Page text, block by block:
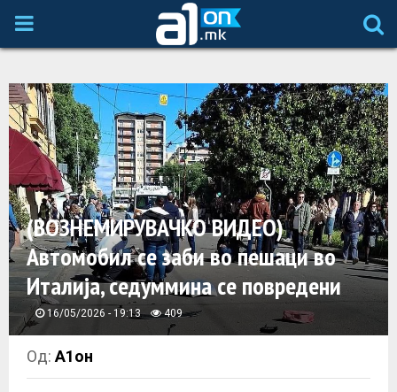
P
I
M
A
R
Y
M
(ВОЗНЕМИРУВАЧКО ВИДЕО)
Автомобил се заби во пешаци во
Италија, седуммина се повредени
16/05/2026 - 19:13 409
Од:А1он